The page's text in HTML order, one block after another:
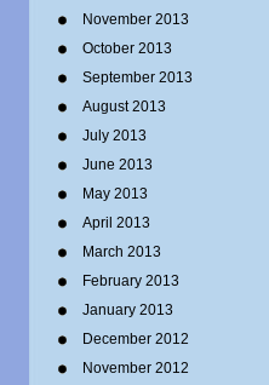
November 2013
October 2013
September 2013
August 2013
July 2013
June 2013
May 2013
April 2013
March 2013
February 2013
January 2013
December 2012
November 2012